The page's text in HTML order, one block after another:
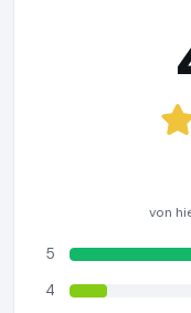
von
5
4